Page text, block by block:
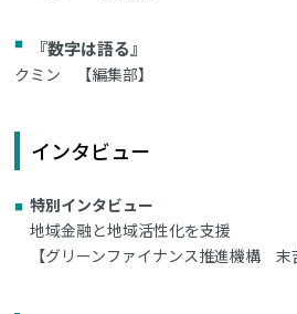
『数字は語る』
クミン 【編集部】
インタビュー
特別インタビュー
地域金融と地域活性化を支援
【グリーンファイナンス推進機構